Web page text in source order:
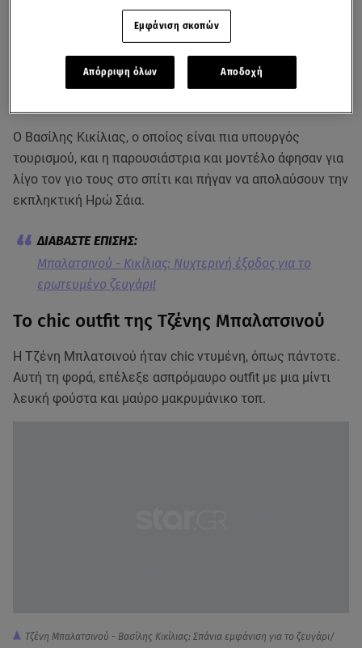
Τη μουσική παράσταση«Θέλει Αρετή και Τόλμη… το
τραγούδι»
που παρουσίασε ο Σταύρος Ξαρχάκος στο
παρακολούθησαν η Τζένη Μπαλατσινού
Ο Βασίλης Κικίλιας, ο οποίος είναι πια υπουργός
τουρισμού, και η παρουσιάστρια και μοντέλο άφησαν για
λίγο τον γιο τους στο σπίτι και πήγαν να απολαύσουν την
εκπληκτική Ηρώ Σάια.
Μπαλατσινού - Κικίλιας: Νυχτερινή έξοδος για το
ερωτευμένο ζευγάρι!
Το chic outfit της Τζένης Μπαλατσινού
Η Τζένη Μπλατσινού ήταν chic ντυμένη, όπως πάντοτε.
Αυτή τη φορά, επέλεξε ασπρόμαυρο outfit με μια μίντι
λευκή φούστα και μαύρο μακρυμάνικο τοπ.
Τζένη Μπαλατσινού - Βασίλης Κικίλιας: Σπάνια εμφάνιση για το ζευγάρι/
Εμφάνιση σκοπών
Απόρριψη όλων Αποδοχή